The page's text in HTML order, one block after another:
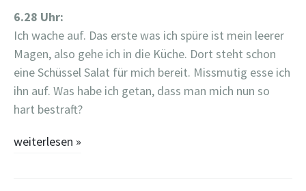
6.28 Uhr:
Ich wache auf. Das erste was ich spüre ist mein leerer
Magen, also gehe ich in die Küche. Dort steht schon
eine Schüssel Salat für mich bereit. Missmutig esse ich
ihn auf. Was habe ich getan, dass man mich nun so
hart bestraft?
weiterlesen »